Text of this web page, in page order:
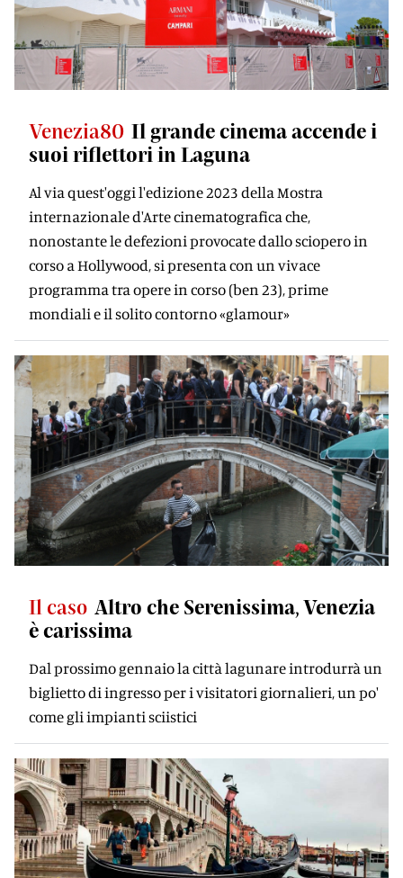
Venezia80 Il grande cinema accende i
suoi riflettori in Laguna
Al via quest'oggi l'edizione 2023 della Mostra
internazionale d'Arte cinematografica che,
nonostante le defezioni provocate dallo sciopero in
corso a Hollywood, si presenta con un vivace
programma tra opere in corso (ben 23), prime
mondiali e il solito contorno «glamour»
Il caso Altro che Serenissima, Venezia
è carissima
Dal prossimo gennaio la città lagunare introdurrà un
biglietto di ingresso per i visitatori giornalieri, un po'
come gli impianti sciistici